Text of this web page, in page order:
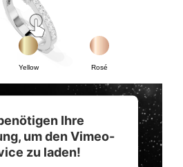
Rosé
Yellow
Ihre
um den Vimeo-
zu laden!